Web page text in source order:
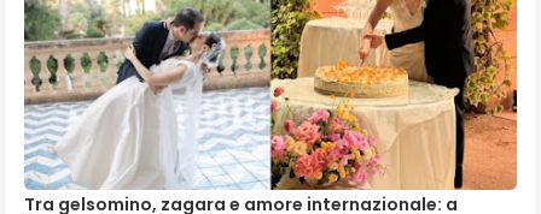
Tra gelsomino, zagara e amore internazionale: a